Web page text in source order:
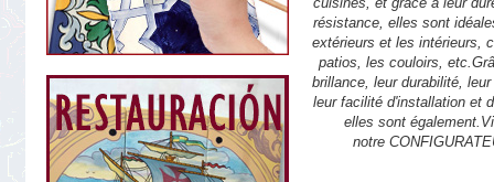
résistance, elles sont
extérieurs et les intérieurs,
patios, les couloirs,
brillance, leur durabilité,
leur facilité d'installation et
elles sont
notre